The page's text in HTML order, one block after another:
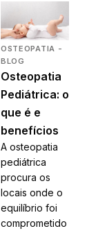
OSTEOPATIA -
BLOG
Osteopatia
Pediátrica: o
que é e
benefícios
A osteopatia
pediátrica
procura os
locais onde o
equilíbrio foi
comprometido